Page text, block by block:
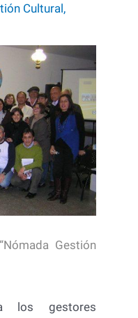
Cultural,
Gestión
los gestores